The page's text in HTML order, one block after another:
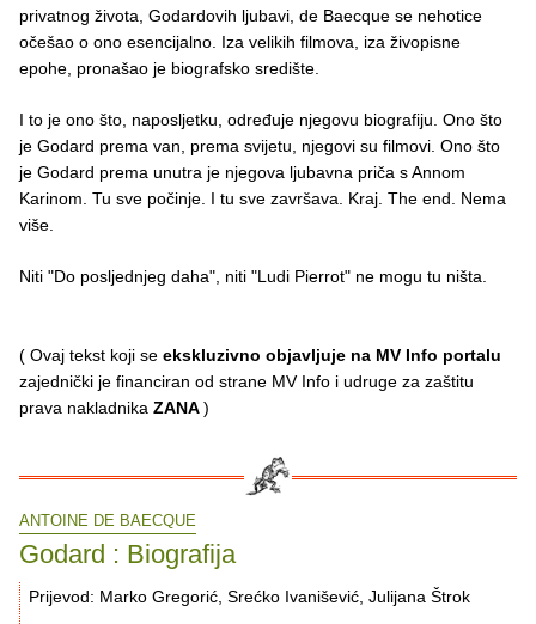
privatnog života, Godardovih ljubavi, de Baecque se nehotice
očešao o ono esencijalno. Iza velikih filmova, iza živopisne
epohe, pronašao je biografsko središte.
I to je ono što, naposljetku, određuje njegovu biografiju. Ono što
je Godard prema van, prema svijetu, njegovi su filmovi. Ono što
je Godard prema unutra je njegova ljubavna priča s Annom
Karinom. Tu sve počinje. I tu sve završava. Kraj. The end. Nema
više.
Niti "Do posljednjeg daha", niti "Ludi Pierrot" ne mogu tu ništa.
( Ovaj tekst koji se ekskluzivno objavljuje na MV Info portalu
zajednički je financiran od strane MV Info i udruge za zaštitu
prava nakladnika ZANA)
ANTOINE DE BAECQUE
Godard : Biografija
Prijevod: Marko Gregorić, Srećko Ivanišević, Julijana Štrok